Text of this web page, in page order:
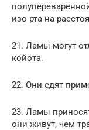
изо рта на
21. Ламы могут
койота.
22. Они едят
23. Ламы
они живут, чем